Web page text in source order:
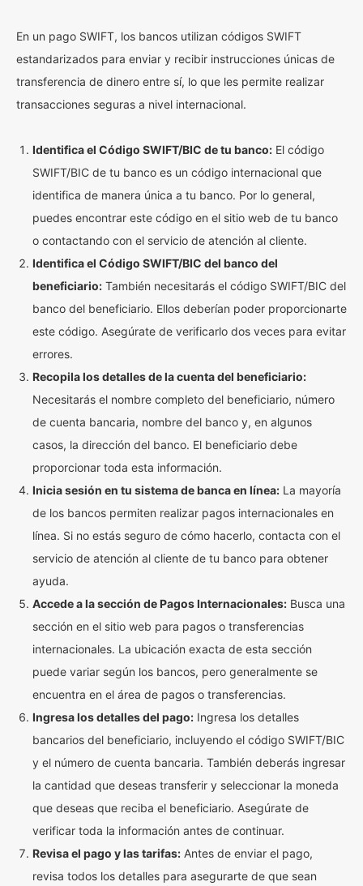
En un pago SWIFT, los bancos utilizan códigos SWIFT
estandarizados para enviar y recibir instrucciones únicas de
transferencia de dinero entre sí, lo que les permite realizar
transacciones seguras a nivel internacional.
Identifica el Código SWIFT/BIC de tu banco: El código
SWIFT/BIC de tu banco es un código internacional que
identifica de manera única a tu banco. Por lo general,
puedes encontrar este código en el sitio web de tu banco
o contactando con el servicio de atención al cliente.
Identifica el Código SWIFT/BIC del banco del
beneficiario: También necesitarás el código SWIFT/BIC del
banco del beneficiario. Ellos deberían poder proporcionarte
este código. Asegúrate de verificarlo dos veces para evitar
errores.
Recopila los detalles de la cuenta del beneficiario:
Necesitarás el nombre completo del beneficiario, número
de cuenta bancaria, nombre del banco y, en algunos
casos, la dirección del banco. El beneficiario debe
proporcionar toda esta información.
Inicia sesión en tu sistema de banca en línea: La mayoría
de los bancos permiten realizar pagos internacionales en
línea. Si no estás seguro de cómo hacerlo, contacta con el
servicio de atención al cliente de tu banco para obtener
ayuda.
Accede a la sección de Pagos Internacionales: Busca una
sección en el sitio web para pagos o transferencias
internacionales. La ubicación exacta de esta sección
puede variar según los bancos, pero generalmente se
encuentra en el área de pagos o transferencias.
Ingresa los detalles del pago: Ingresa los detalles
bancarios del beneficiario, incluyendo el código SWIFT/BIC
y el número de cuenta bancaria. También deberás ingresar
la cantidad que deseas transferir y seleccionar la moneda
que deseas que reciba el beneficiario. Asegúrate de
verificar toda la información antes de continuar.
Revisa el pago y las tarifas: Antes de enviar el pago,
revisa todos los detalles para asegurarte de que sean